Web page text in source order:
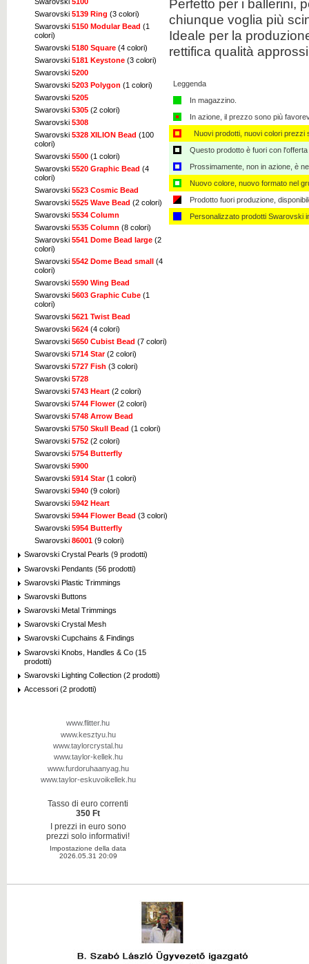
Swarovski 5139 Ring (3 colori)
Swarovski 5150 Modular Bead (1
colori)
Swarovski 5180 Square (4 colori)
Swarovski 5181 Keystone (3 colori)
Swarovski 5200
Swarovski 5203 Polygon (1 colori)
Swarovski 5205
Swarovski 5305 (2 colori)
Swarovski 5308
Swarovski 5328 XILION Bead (100
colori)
Swarovski 5500 (1 colori)
Swarovski 5520 Graphic Bead (4
colori)
Swarovski 5523 Cosmic Bead
Swarovski 5525 Wave Bead (2 colori)
Swarovski 5534 Column
Swarovski 5535 Column (8 colori)
Swarovski 5541 Dome Bead large (2
colori)
Swarovski 5542 Dome Bead small (4
colori)
Swarovski 5590 Wing Bead
Swarovski 5603 Graphic Cube (1
colori)
Swarovski 5621 Twist Bead
Swarovski 5624 (4 colori)
Swarovski 5650 Cubist Bead (7 colori)
Swarovski 5714 Star(2 colori)
Swarovski 5727 Fish (3 colori)
Swarovski 5728
Swarovski 5743 Heart (2 colori)
Swarovski 5744 Flower(2 colori)
Swarovski 5748 Arrow Bead
Swarovski 5750 Skull Bead (1 colori)
Swarovski 5752 (2 colori)
Swarovski 5754 Butterfly
Swarovski 5900
Swarovski 5914 Star(1 colori)
Swarovski 5940 (9 colori)
Swarovski 5942 Heart
Swarovski 5944 Flower Bead (3 colori)
Swarovski 5954 Butterfly
Swarovski 86001 (9 colori)
Swarovski Crystal Pearls (9 prodotti)
Swarovski Pendants (56 prodotti)
Swarovski Plastic Trimmings
Swarovski Buttons
Swarovski Metal Trimmings
Swarovski Crystal Mesh
Swarovski Cupchains & Findings
Swarovski Knobs, Handles & Co (15
prodotti)
Swarovski Lighting Collection (2 prodotti)
Accessori (2 prodotti)
www.flitter.hu
www.kesztyu.hu
www.taylorcrystal.hu
www.taylor-kellek.hu
www.furdoruhaanyag.hu
www.taylor-eskuvoikellek.hu
Tasso di euro correnti
350 Ft
I prezzi in euro sono
prezzi solo informativi!
Impostazione della data
2026.05.31 20:09
Perfetto per i ballerini,
chiunque voglia più
Ideale per la
rettifica qualità
Leggenda
In magazzino.
In azione, il prezzo sono più
Nuovi prodotti, nuovi colori prezzi
Questo prodotto è fuori con
Prossimamente, non in azione, è
Nuovo colore, nuovo formato nel
Prodotto fuori produzione,
Personalizzato ​​prodotti Swarovski